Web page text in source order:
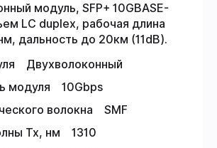
модуль, SFP+ 10GBASE-
LC duplex, рабочая длина
дальность до 20км (11dB).
Двухволоконный
модуля 10Gbps
волокна SMF
Tx, нм 1310